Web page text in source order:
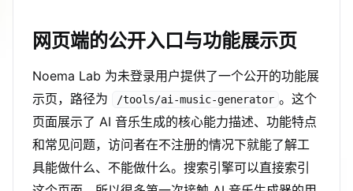
网页端的公开入口与功能展示页
Noema Lab 为未登录用户提供了一个公开的功能展
示页，路径为
/tools/ai-music-generator 。这个
页面展示了 AI 音乐生成的核心能力描述、功能特点
和常见问题，访问者在不注册的情况下就能了解工
具能做什么、不能做什么。搜索引擎可以直接索引